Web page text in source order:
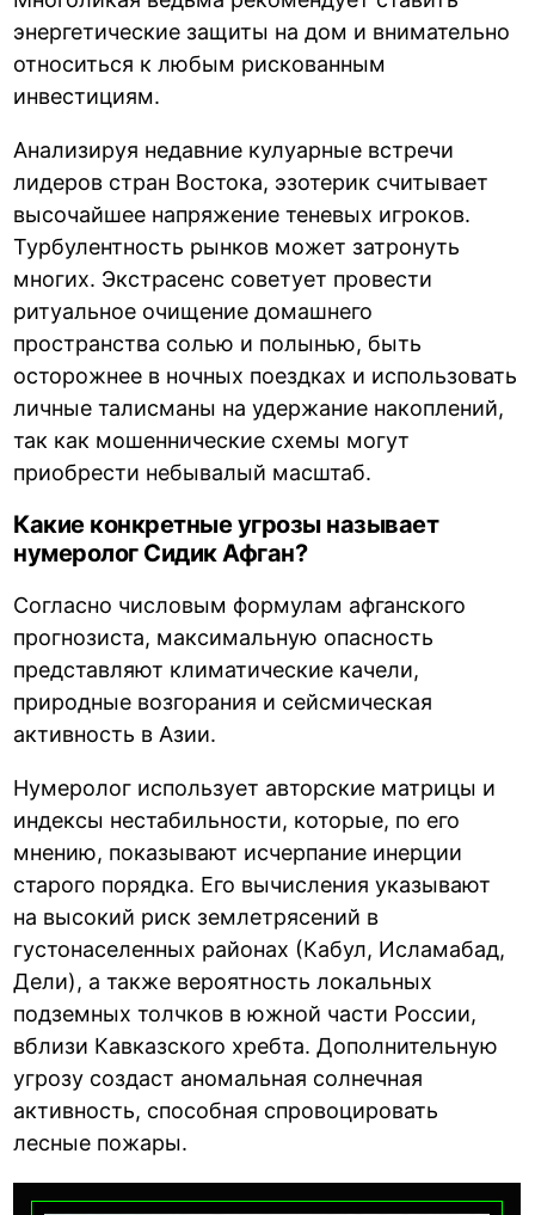
энергетические защиты на дом и внимательно
относиться к любым рискованным
инвестициям.
Анализируя недавние кулуарные встречи
лидеров стран Востока, эзотерик считывает
высочайшее напряжение теневых игроков.
Турбулентность рынков может затронуть
многих. Экстрасенс советует провести
ритуальное очищение домашнего
пространства солью и полынью, быть
осторожнее в ночных поездках и использовать
личные талисманы на удержание накоплений,
так как мошеннические схемы могут
приобрести небывалый масштаб.
Какие конкретные угрозы называет
нумеролог Сидик Афган?
Согласно числовым формулам афганского
прогнозиста, максимальную опасность
представляют климатические качели,
природные возгорания и сейсмическая
активность в Азии.
Нумеролог использует авторские матрицы и
индексы нестабильности, которые, по его
мнению, показывают исчерпание инерции
старого порядка. Его вычисления указывают
на высокий риск землетрясений в
густонаселенных районах (Кабул, Исламабад,
Дели), а также вероятность локальных
подземных толчков в южной части России,
вблизи Кавказского хребта. Дополнительную
угрозу создаст аномальная солнечная
активность, способная спровоцировать
лесные пожары.